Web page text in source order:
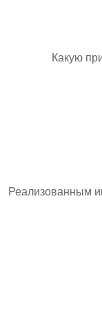
Какую
Реализованным